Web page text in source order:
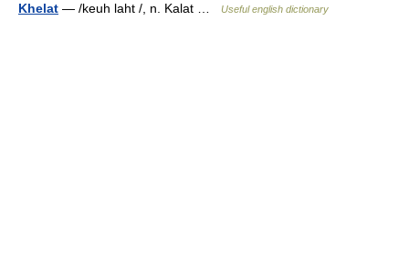
Khelat — /keuh laht /, n. Kalat … Useful english dictionary